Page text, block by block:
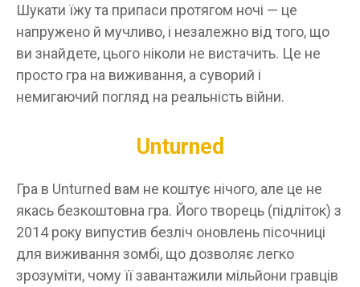
Шукати їжу та припаси протягом ночі — це
напружено й мучливо, і незалежно від того, що
ви знайдете, цього ніколи не вистачить. Це не
просто гра на виживання, а суворий і
немигаючий погляд на реальність війни.
Unturned
Гра в Unturned вам не коштує нічого, але це не
якась безкоштовна гра. Його творець (підліток) з
2014 року випустив безліч оновлень пісочниці
для виживання зомбі, що дозволяє легко
зрозуміти, чому її завантажили мільйони гравців